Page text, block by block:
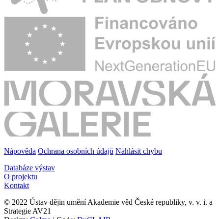
Nápověda Ochrana osobních údajů Nahlásit chybu
Databáze výstav
O projektu
Kontakt
© 2022 Ústav dějin umění Akademie věd České republiky, v. v. i. a
Strategie AV21